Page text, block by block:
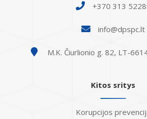
+370 313
info@dpspc.lt
M.K. Čiurlionio g. 82, LT-
Kitos sritys
Korupcijos